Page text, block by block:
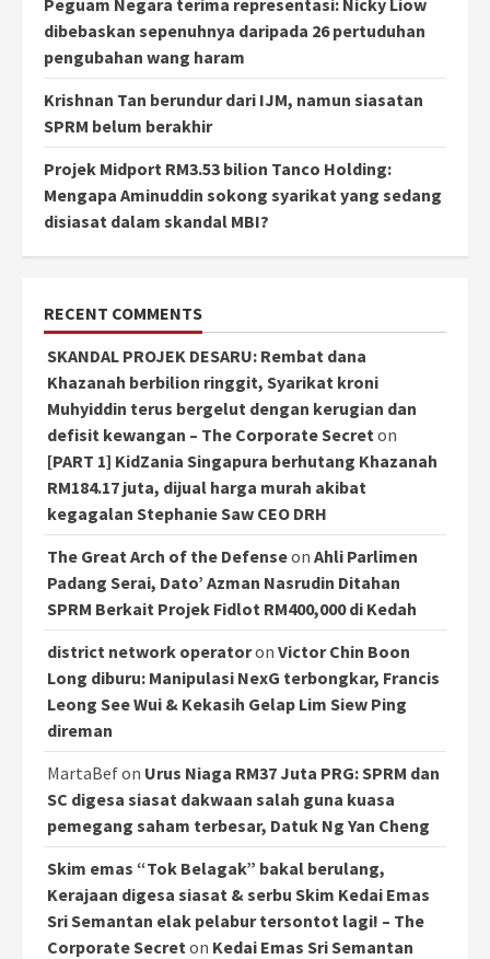
dibebaskan sepenuhnya daripada 26 pertuduhan
pengubahan wang haram
Krishnan Tan berundur dari IJM, namun siasatan
SPRM belum berakhir
Projek Midport RM3.53 bilion Tanco Holding:
Mengapa Aminuddin sokong syarikat yang sedang
disiasat dalam skandal MBI?
RECENT COMMENTS
SKANDAL PROJEK DESARU: Rembat dana
Khazanah berbilion ringgit, Syarikat kroni
Muhyiddin terus bergelut dengan kerugian dan
defisit kewangan – The Corporate Secret on
[PART 1] KidZania Singapura berhutang Khazanah
RM184.17 juta, dijual harga murah akibat
kegagalan Stephanie Saw CEO DRH
The Great Arch of the Defenseon Ahli Parlimen
Padang Serai, Dato’ Azman Nasrudin Ditahan
SPRM Berkait Projek Fidlot RM400,000 di Kedah
district network operatoron Victor Chin Boon
Long diburu: Manipulasi NexG terbongkar, Francis
Leong See Wui & Kekasih Gelap Lim Siew Ping
direman
MartaBefon Urus Niaga RM37 Juta PRG: SPRM dan
SC digesa siasat dakwaan salah guna kuasa
pemegang saham terbesar, Datuk Ng Yan Cheng
Skim emas “Tok Belagak” bakal berulang,
Kerajaan digesa siasat & serbu Skim Kedai Emas
Sri Semantan elak pelabur tersontot lagi! – The
Corporate Secret on Kedai Emas Sri Semantan